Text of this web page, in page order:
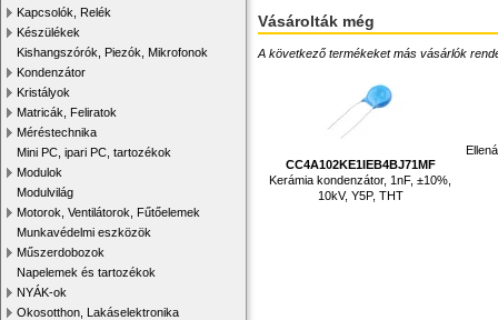
Kapcsolók, Relék
Készülékek
Kishangszórók, Piezók, Mikrofonok
Kondenzátor
Kristályok
Matricák, Feliratok
Méréstechnika
Mini PC, ipari PC, tartozékok
Modulok
Modulvilág
Motorok, Ventilátorok, Fűtőelemek
Munkavédelmi eszközök
Műszerdobozok
Napelemek és tartozékok
NYÁK-ok
Okosotthon, Lakáselektronika
Vásárolták még
A következő termékeket más vásárlók
CC4A102KE1IEB4BJ71MF
Kerámia kondenzátor, 1nF, ±10%,
10kV, Y5P, THT